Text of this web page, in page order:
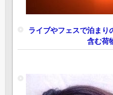
ライブやフェスで泊まり
含む荷